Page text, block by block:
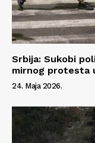
Srbija: Sukobi
mirnog protesta
24. Maja 2026.